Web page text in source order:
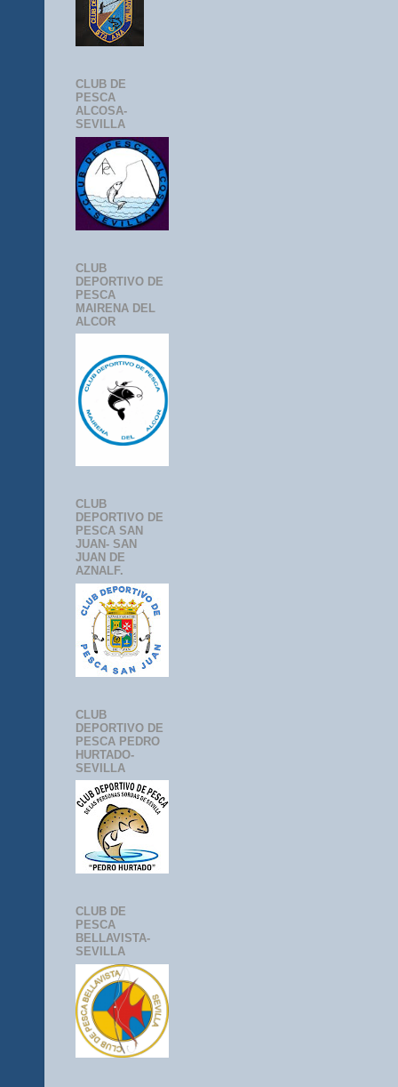
CLUB DE
PESCA
ALCOSA-
SEVILLA
CLUB
DEPORTIVO DE
PESCA
MAIRENA DEL
ALCOR
CLUB
DEPORTIVO DE
PESCA SAN
JUAN- SAN
JUAN DE
AZNALF.
CLUB
DEPORTIVO DE
PESCA PEDRO
HURTADO-
SEVILLA
CLUB DE
PESCA
BELLAVISTA-
SEVILLA